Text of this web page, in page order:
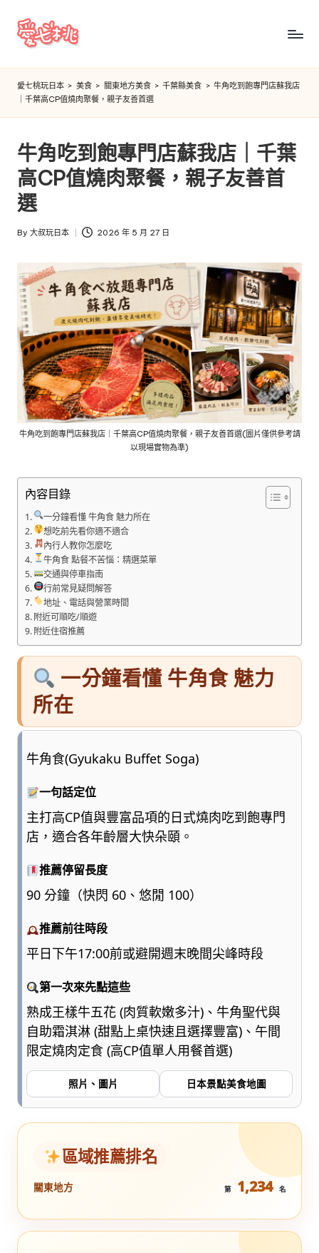
Skip
愛
七
桃
玩
日
本
愛七桃玩日本 > 美食 > 關東地方美食 > 千葉縣美食 > 牛角吃到飽專門店蘇我店
｜千葉高CP值燒肉聚餐，親子友善首選
牛角吃到飽專門店蘇我店｜千葉
高CP值燒肉聚餐，親子友善首
選
Posted
By 大叔玩日本 2026 年 5 月 27 日
牛角吃到飽專門店蘇我店｜千葉高CP值燒肉聚餐，親子友善首選(圖片僅供參考請
以現場實物為準)
內容目錄
一分鐘看懂 牛角食 魅力所在
想吃前先看你適不適合
內行人教你怎麼吃
牛角食 點餐不苦惱：精選菜單
交通與停車指南
行前常見疑問解答
地址、電話與營業時間
附近可順吃/順遊
附近住宿推薦
一分鐘看懂 牛角食 魅力
所在
牛角食(Gyukaku Buffet Soga)
一句話定位
主打高CP值與豐富品項的日式燒肉吃到飽專門
店，適合各年齡層大快朵頤。
推薦停留長度
90 分鐘（快閃 60、悠閒 100）
推薦前往時段
平日下午17:00前或避開週末晚間尖峰時段
第一次來先點這些
熟成王樣牛五花 (肉質軟嫩多汁)、牛角聖代與
自助霜淇淋 (甜點上桌快速且選擇豐富)、午間
限定燒肉定食 (高CP值單人用餐首選)
照片、圖片 日本景點美食地圖
區域推薦排名
關東地方 第 1,234 名